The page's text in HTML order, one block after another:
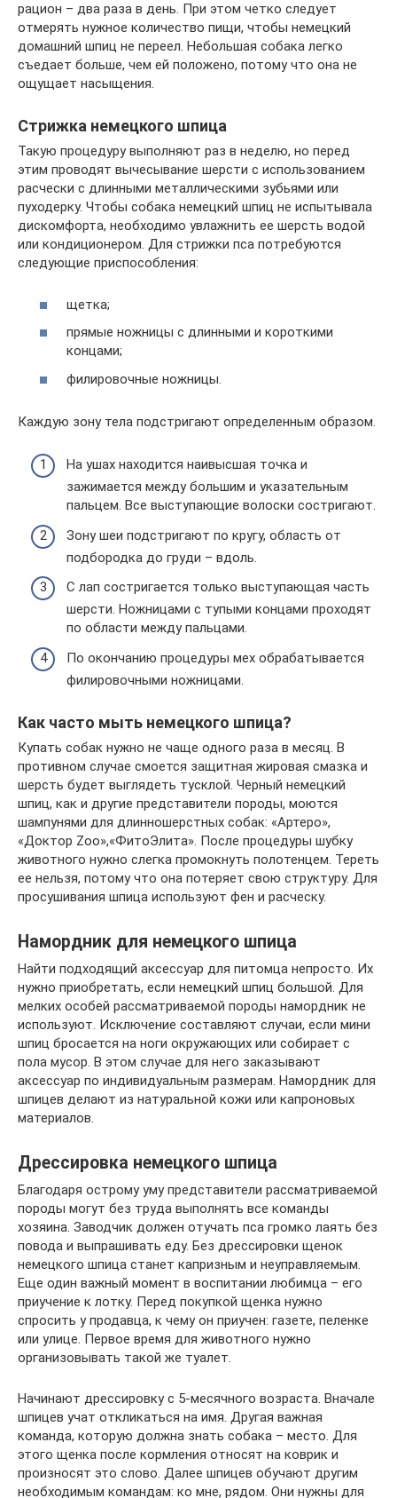
рацион – два раза в день. При этом четко следует
отмерять нужное количество пищи, чтобы немецкий
домашний шпиц не переел. Небольшая собака легко
съедает больше, чем ей положено, потому что она не
ощущает насыщения.
Стрижка немецкого шпица
Такую процедуру выполняют раз в неделю, но перед
этим проводят вычесывание шерсти с использованием
расчески с длинными металлическими зубьями или
пуходерку. Чтобы собака немецкий шпиц не испытывала
дискомфорта, необходимо увлажнить ее шерсть водой
или кондиционером. Для стрижки пса потребуются
следующие приспособления:
щетка;
прямые ножницы с длинными и короткими
концами;
филировочные ножницы.
Каждую зону тела подстригают определенным образом.
На ушах находится наивысшая точка и
зажимается между большим и указательным
пальцем. Все выступающие волоски состригают.
Зону шеи подстригают по кругу, область от
подбородка до груди – вдоль.
С лап состригается только выступающая часть
шерсти. Ножницами с тупыми концами проходят
по области между пальцами.
По окончанию процедуры мех обрабатывается
филировочными ножницами.
Как часто мыть немецкого шпица?
Купать собак нужно не чаще одного раза в месяц. В
противном случае смоется защитная жировая смазка и
шерсть будет выглядеть тусклой. Черный немецкий
шпиц, как и другие представители породы, моются
шампунями для длинношерстных собак: «Артеро»,
«Доктор Zoo»,«ФитоЭлита». После процедуры шубку
животного нужно слегка промокнуть полотенцем. Тереть
ее нельзя, потому что она потеряет свою структуру. Для
просушивания шпица используют фен и расческу.
Намордник для немецкого шпица
Найти подходящий аксессуар для питомца непросто. Их
нужно приобретать, если немецкий шпиц большой. Для
мелких особей рассматриваемой породы намордник не
используют. Исключение составляют случаи, если мини
шпиц бросается на ноги окружающих или собирает с
пола мусор. В этом случае для него заказывают
аксессуар по индивидуальным размерам. Намордник для
шпицев делают из натуральной кожи или капроновых
материалов.
Дрессировка немецкого шпица
Благодаря острому уму представители рассматриваемой
породы могут без труда выполнять все команды
хозяина. Заводчик должен отучать пса громко лаять без
повода и выпрашивать еду. Без дрессировки щенок
немецкого шпица станет капризным и неуправляемым.
Еще один важный момент в воспитании любимца – его
приучение к лотку. Перед покупкой щенка нужно
спросить у продавца, к чему он приучен: газете, пеленке
или улице. Первое время для животного нужно
организовывать такой же туалет.
Начинают дрессировку с 5-месячного возраста. Вначале
шпицев учат откликаться на имя. Другая важная
команда, которую должна знать собака – место. Для
этого щенка после кормления относят на коврик и
произносят это слово. Далее шпицев обучают другим
необходимым командам: ко мне, рядом. Они нужны для